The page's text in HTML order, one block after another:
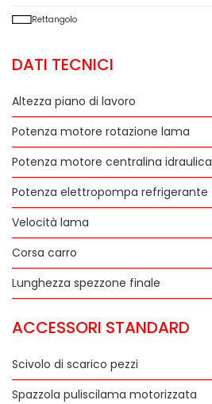
Rettangolo
DATI TECNICI
Altezza piano di lavoro
Potenza motore rotazione lama
Potenza motore centralina idraulica
Potenza elettropompa refrigerante
Velocità lama
Corsa carro
Lunghezza spezzone finale
ACCESSORI STANDARD
Scivolo di scarico pezzi
Spazzola puliscilama motorizzata